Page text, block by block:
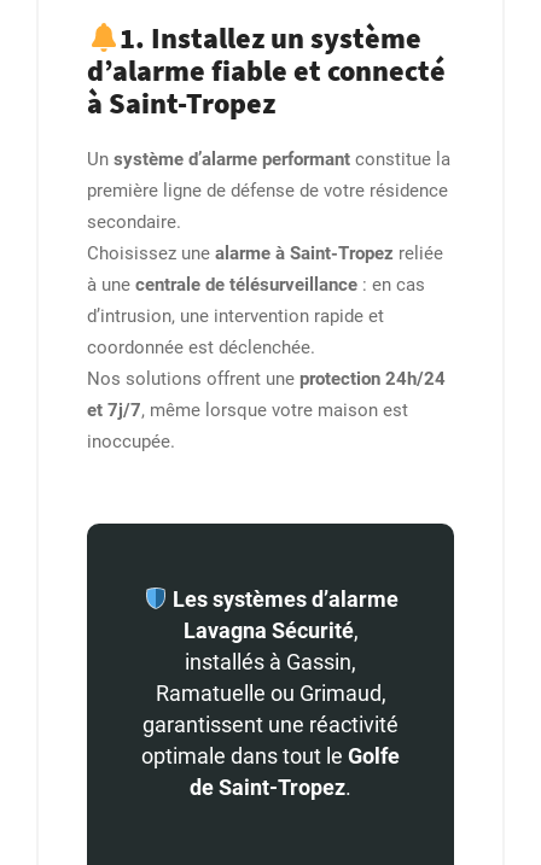
1. Installez un système
d’alarme fiable et connecté
à Saint-Tropez
Un système d’alarme performant constitue la
première ligne de défense de votre résidence
secondaire.
Choisissez une alarme à Saint-Tropez reliée
à une centrale de télésurveillance : en cas
d’intrusion, une intervention rapide et
coordonnée est déclenchée.
Nos solutions offrent une protection 24h/24
et 7j/7, même lorsque votre maison est
inoccupée.
Les systèmes d’alarme
Lavagna Sécurité,
installés à Gassin,
Ramatuelle ou Grimaud,
garantissent une réactivité
optimale dans tout le Golfe
de Saint-Tropez.